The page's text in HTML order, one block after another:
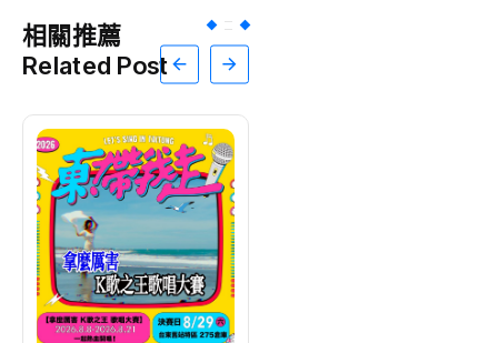
相關推薦
Related Post